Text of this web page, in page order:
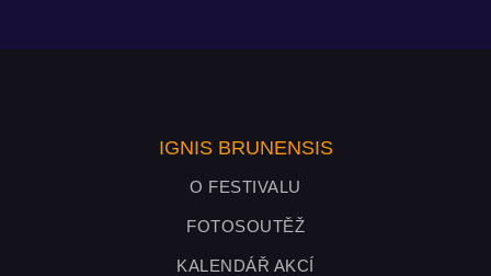
IGNIS BRUNENSIS
O FESTIVALU
FOTOSOUTĚŽ
KALENDÁŘ AKCÍ